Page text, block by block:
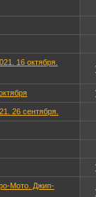
16 октября.
26 сентября.
Мото. Джип-